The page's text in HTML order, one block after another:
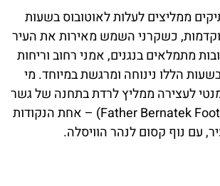
ממליצים לעלות לאוטובוס בשעות
כשקרני השמש מאירות את העיר
מתמלאים בנגנים, אמני רחוב וריחות
הללו נינוחה ומרגשת במיוחד. מי
לעצירה ממליץ לרדת בתחנה של גשר
האוהבים (Father Bernatek Footbridge) – אחת הנקודות
עם נוף קסום לנהר הוויסלה.